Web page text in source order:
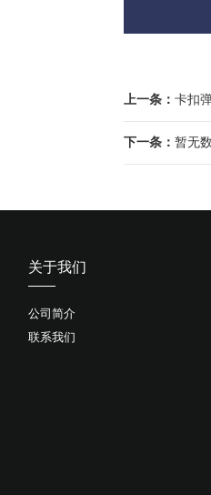
上一条： 卡扣
下一条： 暂无
关于我们
公司简介
联系我们